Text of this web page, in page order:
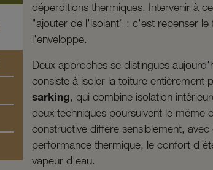
déperditions thermiques. Intervenir à
"ajouter de l'isolant" : c'est repenser
l'enveloppe.
Deux approches se distingues
consiste à isoler la toiture entièrement
sarking, qui combine isolation
deux techniques poursuivent le même
constructive diffère sensiblement,
performance thermique, le confort
vapeur d'eau.